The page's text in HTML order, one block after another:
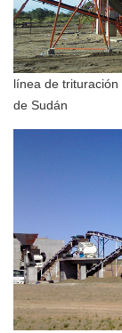
línea de
de Sudán